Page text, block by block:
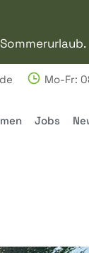
Mo-Fr:
Jobs